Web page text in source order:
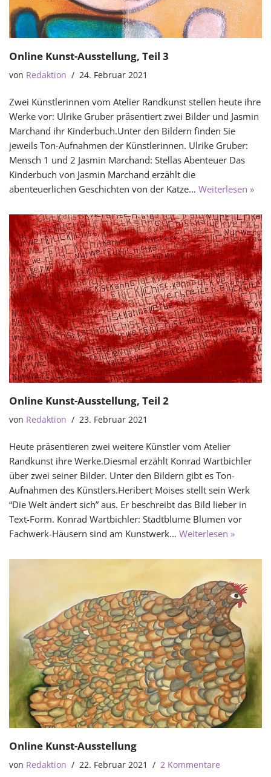
Online Kunst-Ausstellung, Teil 3
von Redaktion 24. Februar 2021
Zwei Künstlerinnen vom Atelier Randkunst stellen heute ihre
Werke vor: Ulrike Gruber präsentiert zwei Bilder und Jasmin
Marchand ihr Kinderbuch.Unter den Bildern finden Sie
jeweils Ton-Aufnahmen der Künstlerinnen. Ulrike Gruber:
Mensch 1 und 2 Jasmin Marchand: Stellas Abenteuer Das
Kinderbuch von Jasmin Marchand erzählt die
abenteuerlichen Geschichten von der Katze… Weiterlesen »
Online Kunst-Ausstellung, Teil 2
von Redaktion 23. Februar 2021
Heute präsentieren zwei weitere Künstler vom Atelier
Randkunst ihre Werke.Diesmal erzählt Konrad Wartbichler
über zwei seiner Bilder. Unter den Bildern gibt es Ton-
Aufnahmen des Künstlers.Heribert Moises stellt sein Werk
“Die Welt ändert sich” aus. Er beschreibt das Bild lieber in
Text-Form. Konrad Wartbichler: Stadtblume Blumen vor
Fachwerk-Häusern sind am Kunstwerk… Weiterlesen »
Online Kunst-Ausstellung
von Redaktion 22. Februar 2021 2 Kommentare